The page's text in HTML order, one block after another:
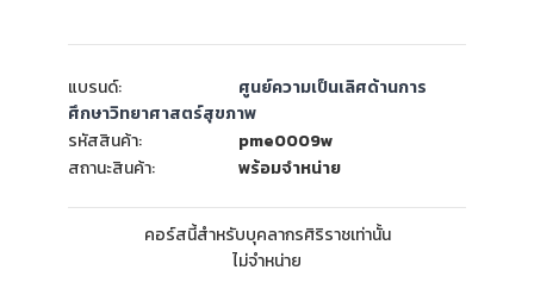
แบรนด์:
ศูนย์ความเป็นเลิศด้านการ
ศึกษาวิทยาศาสตร์สุขภาพ
รหัสสินค้า:
pme0009w
สถานะสินค้า:
พร้อมจำหน่าย
คอร์สนี้สำหรับบุคลากรศิริราชเท่านั้น
ไม่จำหน่าย